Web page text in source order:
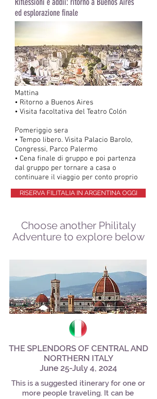
ed esplorazione finale
Mattina
• Ritorno a Buenos Aires
• Visita facoltativa del Teatro Colón
Pomeriggio sera
• Tempo libero. Visita Palacio Barolo,
Congressi, Parco Palermo
• Cena finale di gruppo e poi partenza
dal gruppo per tornare a casa o
continuare il viaggio per conto proprio
RISERVA FILITALIA IN ARGENTINA OGGI
Choose another Philìtaly
Adventure to explore below
THE SPLENDORS OF CENTRAL AND
NORTHERN ITALY
June 25-July 4, 2024
This is a suggested itinerary for one or
more people traveling. It can be